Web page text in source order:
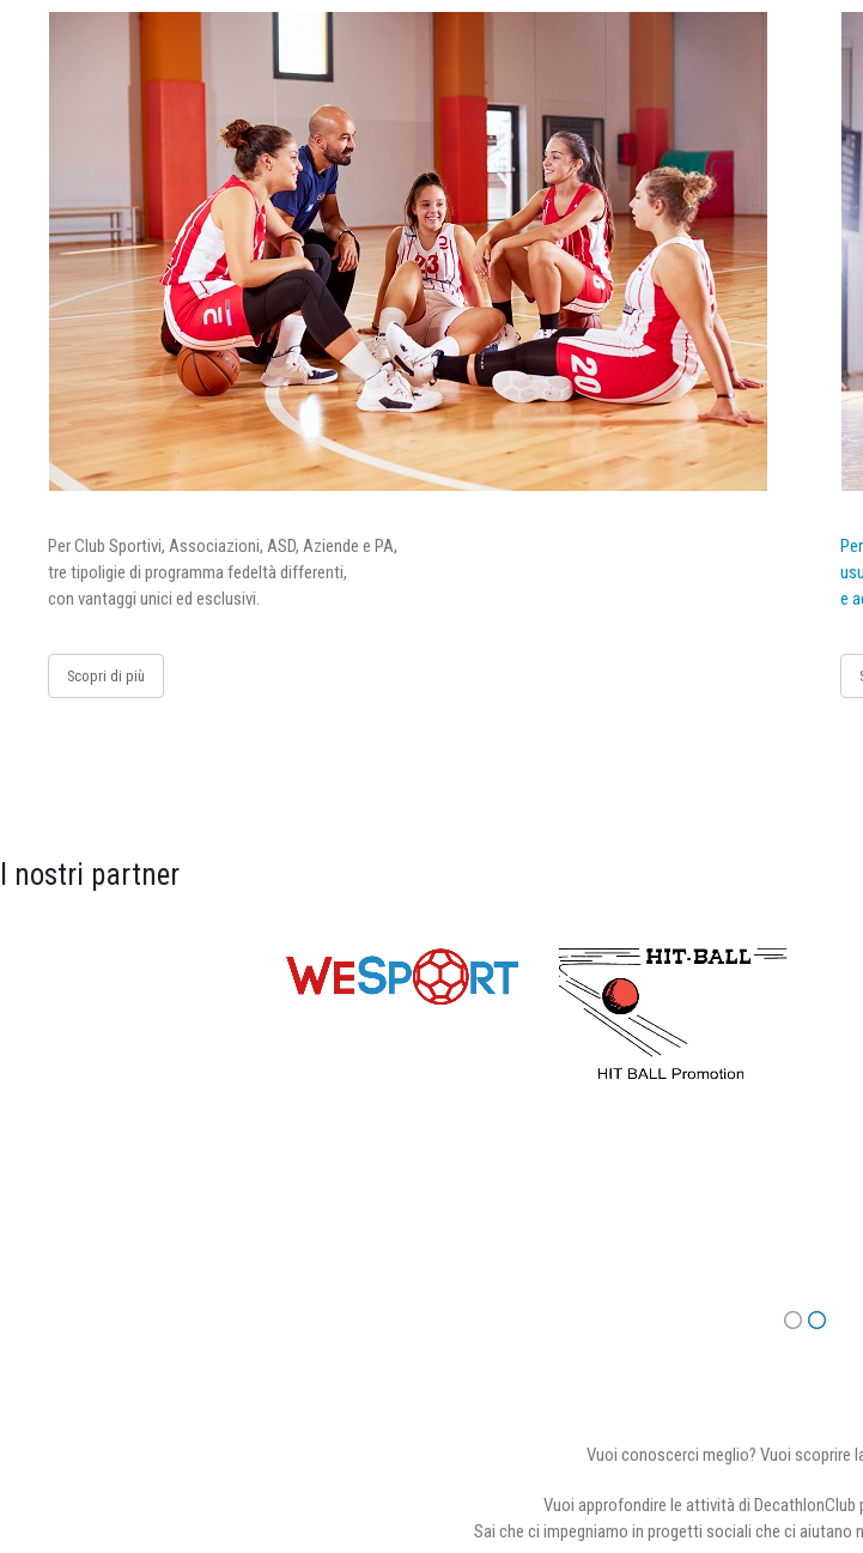
Per Club Sportivi, Associazioni, ASD, Aziende e PA,
tre tipoligie di programma fedeltà differenti,
con vantaggi unici ed esclusivi.
Scopri di più
e
I nostri partner
Vuoi conoscerci meglio? Vuoi scoprire
Vuoi approfondire le attività di DecathlonClub
Sai che ci impegniamo in progetti sociali che ci aiutano